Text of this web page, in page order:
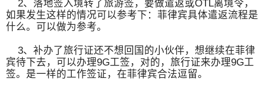
2、落地签入境转了旅游签，要做遣返或OTL离境令，
如果发生这样的情况可以参考下：菲律宾具体遣返流程是
什么。可以做为参考。
3、补办了旅行证还不想回国的小伙伴，想继续在菲律
宾待下去，可以办理9G工签，对的，旅行证来办理9G工
签。是一样的工作签证，在菲律宾合法逗留。